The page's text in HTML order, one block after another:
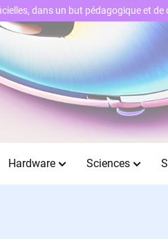
Hardware Sciences
dans un but pédagogique et